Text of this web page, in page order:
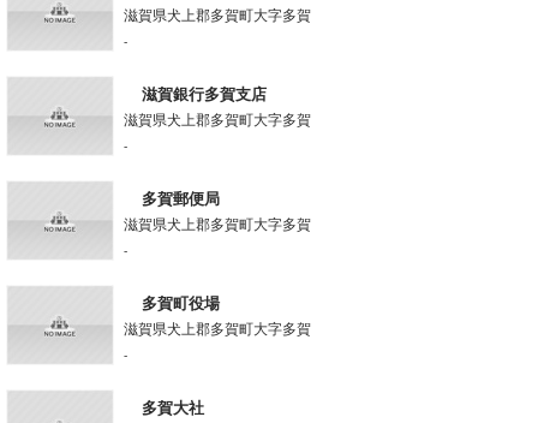
滋賀県犬上郡多賀町大字多賀
-
滋賀銀行多賀支店
滋賀県犬上郡多賀町大字多賀
-
多賀郵便局
滋賀県犬上郡多賀町大字多賀
-
多賀町役場
滋賀県犬上郡多賀町大字多賀
-
多賀大社